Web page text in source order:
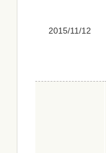
2015/11/12